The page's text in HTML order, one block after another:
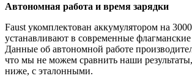
Автономная работа и время зарядки
Faust укомплектован аккумулятором на
устанавливают в современные
Данные об автономной работе
что мы не можем сравнить наши
ниже, с эталонными.